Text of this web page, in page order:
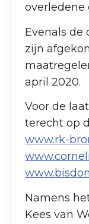
overledene
Evenals de
zijn
april 2020.
Voor de
terecht op
www.rk-
Namens
Kees van